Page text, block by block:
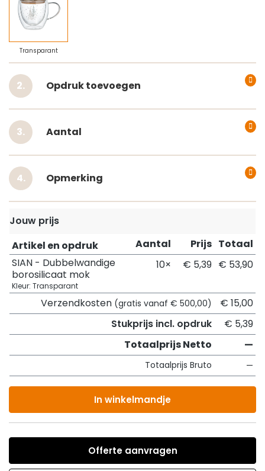
Transparant
Opdruk toevoegen
Aantal
Opmerking
Jouw prijs
Artikel en opdruk
Aantal Prijs Totaal
SIAN - Dubbelwandige
borosilicaat mok
Kleur: Transparant
10× € 5,39 € 53,90
Verzendkosten (gratis vanaf € 500,00)
€ 15,00
Stukprijs incl. opdruk
€ 5,39
Totaalprijs Netto
—
Totaalprijs Bruto —
In winkelmandje
Offerte aanvragen